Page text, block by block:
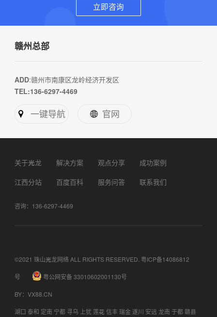
立即咨询
赣州总部
ADD:赣州市南康区龙岭经济开发区
TEL:136-6297-4469
一键导航 官网
关于光龙 解决方案 观点分享
成功案例
江西分站
百度百科 服务问答 联系我们
咨询：136-6297-4469
©2021 珠山光龙网络 ALL RIGHTS RESERVED. 粤ICP备14086812
号
粤公网安备 33010602001130号
BY： VX88.CN
湖口 泰和 定南 宁都 寻乌 上犹莲花 信丰瑞金遂川 安远 龙南 于都赣县